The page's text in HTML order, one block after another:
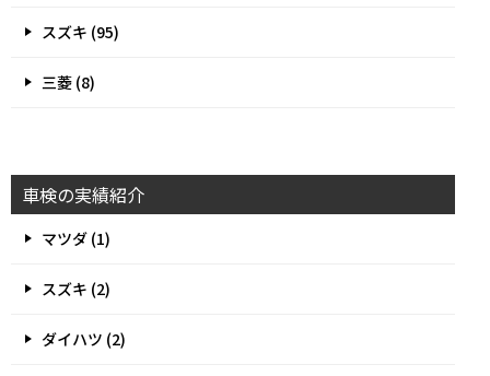
スズキ (95)
三菱 (8)
車検の実績紹介
マツダ (1)
スズキ (2)
ダイハツ (2)